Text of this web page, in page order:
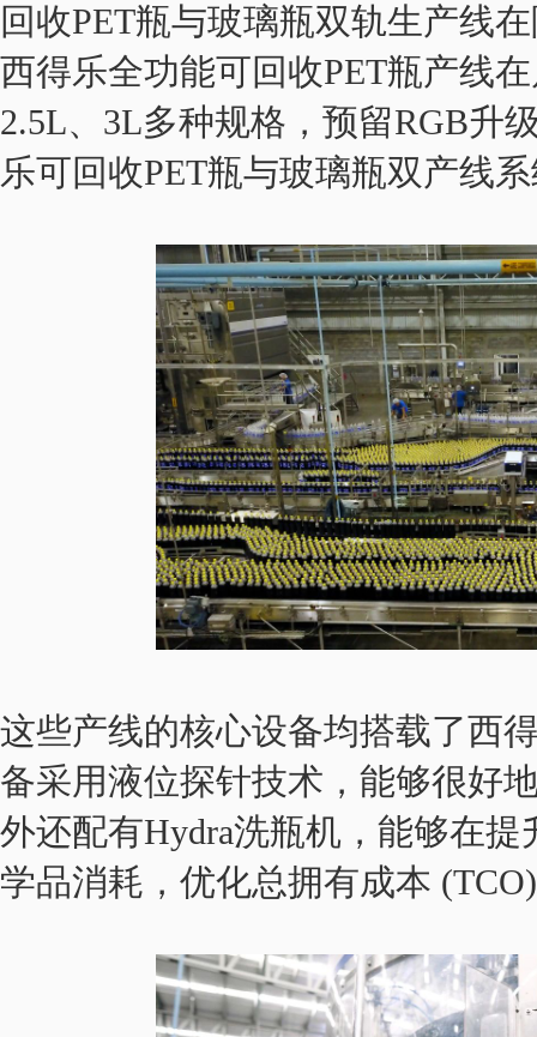
回收PET瓶与玻璃瓶双轨生产线
西得乐全功能可回收PET瓶产线
2.5L、3L多种规格，预留RGB升
乐可回收PET瓶与玻璃瓶双产线
这些产线的核心设备均搭载了西
备采用液位探针技术，能够很好
外还配有Hydra洗瓶机，能够在
学品消耗，优化总拥有成本